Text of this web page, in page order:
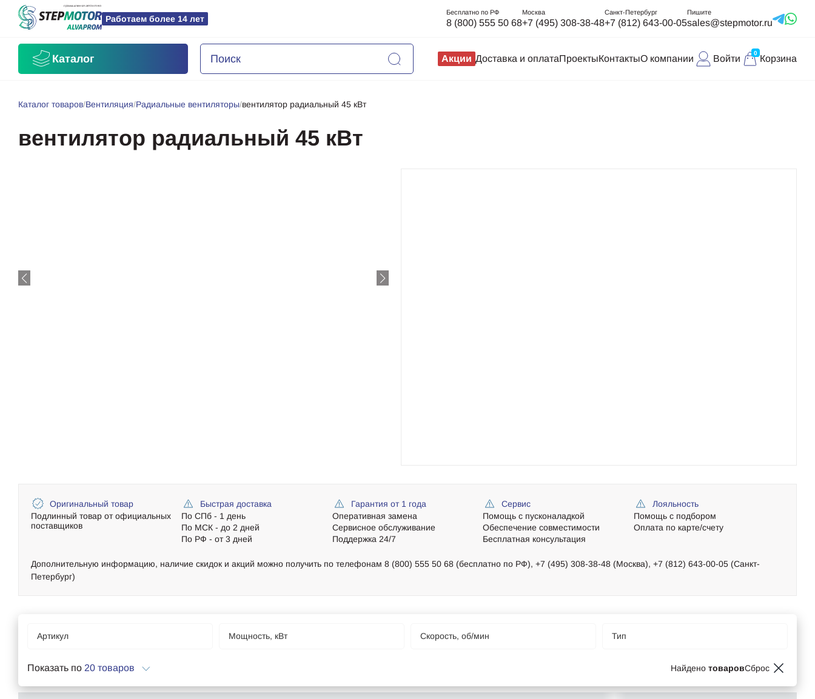
Работаем более 14 лет
Бесплатно по РФ
8 (800) 555 50 68
Москва
+7 (495) 308-38-48
Санкт-Петербург
+7 (812) 643-00-05
Пишите
sales@stepmotor.ru
Каталог Акции Доставка и оплатаПроектыКонтактыО компании Войти
0
Корзина
Каталог товаров/Вентиляция/Радиальные вентиляторы/вентилятор радиальный 45 кВт
вентилятор радиальный 45 кВт
Оригинальный товар
Подлинный товар от официальных
поставщиков
Быстрая доставка
По СПб - 1 день
По МСК - до 2 дней
По РФ - от 3 дней
Гарантия от 1 года
Оперативная замена
Сервисное обслуживание
Поддержка 24/7
Сервис
Помощь с пусконаладкой
Обеспечение совместимости
Бесплатная консультация
Лояльность
Помощь с подбором
Оплата по карте/счету
Дополнительную информацию, наличие скидок и акций можно получить по телефонам 8 (800) 555 50 68 (бесплатно по РФ), +7 (495) 308-38-48 (Москва), +7 (812) 643-00-05 (Санкт-
Петербург)
Артикул Мощность, кВт Cкорость, об/мин Тип
Показать по 20 товаров Найдено товаровСброс